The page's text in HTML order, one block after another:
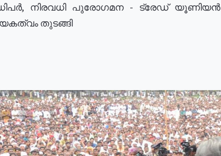
നിരവധി പുരോഗമന - ട്രേഡ് യൂണിയൻ
തുടങ്ങി